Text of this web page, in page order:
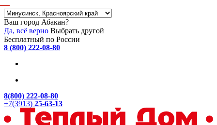
Ваш город Абакан?
Да, всё верно Выбрать другой
Бесплатный по России
8 (800) 222-08-80
8(800) 222-08-80
+7(3913) 25-63-13